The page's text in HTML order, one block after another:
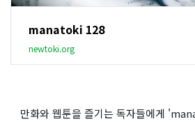
manatoki 128
newtoki.org
만화와 웹툰을 즐기는 독자들에게